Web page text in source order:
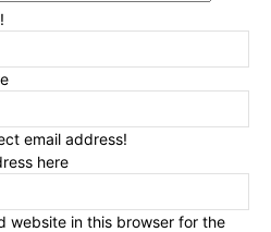
email address!
here
website in this browser for the